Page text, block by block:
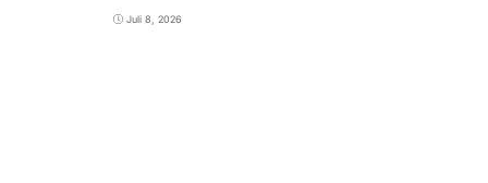
Juli 8, 2026